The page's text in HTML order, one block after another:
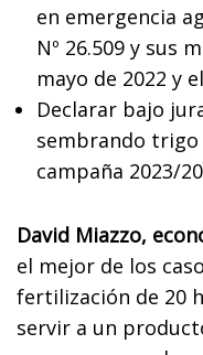
en emergencia
Nº 26.509 y sus
mayo de 2022 y
Declarar bajo
sembrando trigo
campaña 2023/
David Miazzo,
el mejor de los
fertilización de 20
servir a un